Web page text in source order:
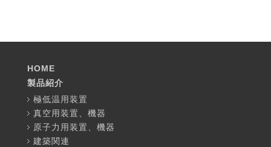
HOME
製品紹介
極低温用装置
真空用装置、機器
原子力用装置、機器
建築関連